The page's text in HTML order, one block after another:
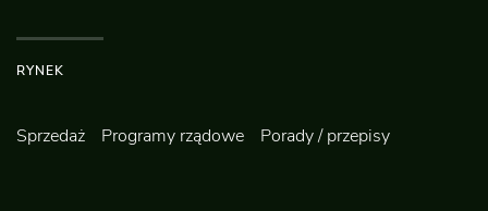
RYNEK
Sprzedaż Programy rządowe Porady / przepisy